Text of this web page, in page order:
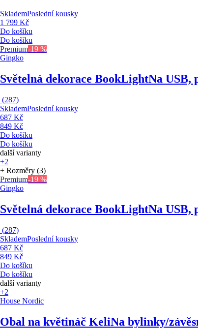
SklademPoslední kousky
1 799 Kč
Do košíku
Do košíku
Premium-19 %
Gingko
Světelná dekorace BookLightNa USB,
(287)
SklademPoslední kousky
687 Kč
849 Kč
Do košíku
Do košíku
další varianty
+2
+ Rozměry (3)
Premium-19 %
Gingko
Světelná dekorace BookLightNa USB,
(287)
SklademPoslední kousky
687 Kč
849 Kč
Do košíku
Do košíku
další varianty
+2
House Nordic
Obal na květináč KeliNa bylinky/